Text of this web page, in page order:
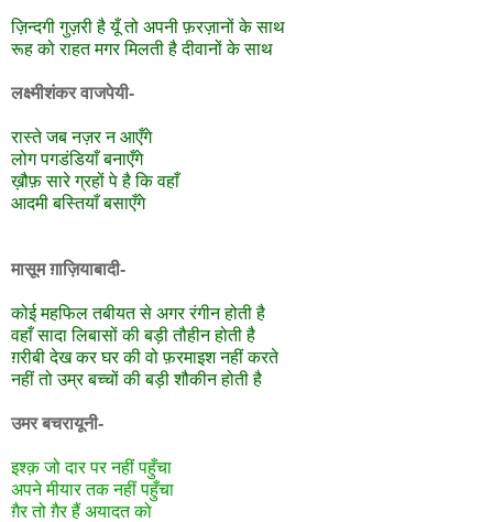
ज़िन्दगी गुज़री है यूँ तो अपनी फ़रज़ानों के साथ
रूह को राहत मगर मिलती है दीवानों के साथ
लक्ष्मीशंकर वाजपेयी-
रास्ते जब नज़र न आएँगे
लोग पगडंडियाँ बनाएँगे
ख़ौफ़ सारे ग्रहों पे है कि वहाँ
आदमी बस्तियाँ बसाएँगे
मासूम ग़ाज़ियाबादी-
कोई महफिल तबीयत से अगर रंगीन होती है
वहाँ सादा लिबासों की बड़ी तौहीन होती है
ग़रीबी देख कर घर की वो फ़रमाइश नहीं करते
नहीं तो उम्र बच्चों की बड़ी शौकीन होती है
उमर बचरायूनी-
इश्क़ जो दार पर नहीं पहुँचा
अपने मीयार तक नहीं पहुँचा
ग़ैर तो ग़ैर हैं अयादत को